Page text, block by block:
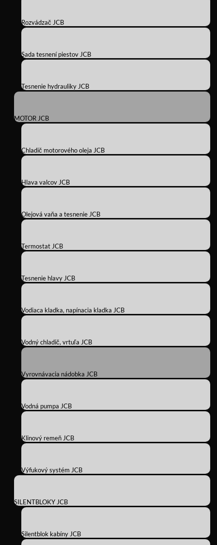
Rozvádzač JCB
Sada tesnení piestov JCB
Tesnenie hydrauliky JCB
MOTOR JCB
Chladič motorového oleja JCB
Hlava valcov JCB
Olejová vaňa a tesnenie JCB
Termostat JCB
Tesnenie hlavy JCB
Vodiaca kladka, napínacia kladka JCB
Vodný chladič, vrtuľa JCB
Vyrovnávacia nádobka JCB
Vodná pumpa JCB
Klinový remeň JCB
Výfukový systém JCB
SILENTBLOKY JCB
Silentblok kabíny JCB